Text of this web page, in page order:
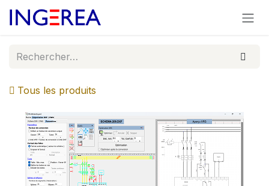
Se rendre au contenu
Tous les produits